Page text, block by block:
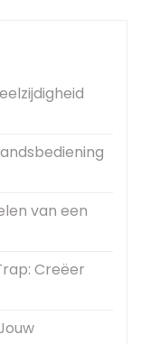
van een
Creëer